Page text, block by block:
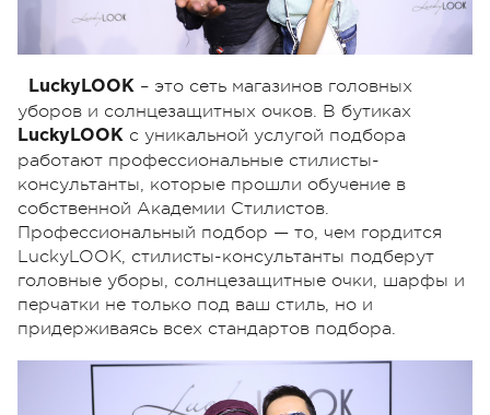
LuckyLOOK – это сеть магазинов головных
уборов и солнцезащитных очков. В бутиках
LuckyLOOK с уникальной услугой подбора
работают профессиональные стилисты-
консультанты, которые прошли обучение в
собственной Академии Стилистов.
Профессиональный подбор — то, чем гордится
LuckyLOOK, стилисты-консультанты подберут
головные уборы, солнцезащитные очки, шарфы и
перчатки не только под ваш стиль, но и
придерживаясь всех стандартов подбора.